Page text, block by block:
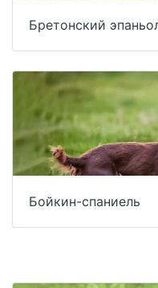
Бретонский
Бойкин-спаниель